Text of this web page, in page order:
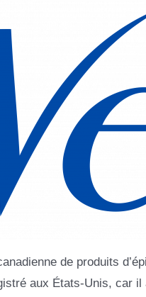
de produits
aux États-Unis, car